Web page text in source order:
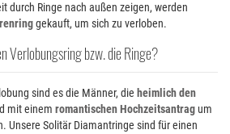
durch Ringe nach außen zeigen, werden
gekauft, um sich zu verloben.
Verlobungsring bzw. die Ringe
sind es die Männer, die heimlich den
mit einem romantischen Hochzeitsantragum
Unsere Solitär Diamantringe sind für einen